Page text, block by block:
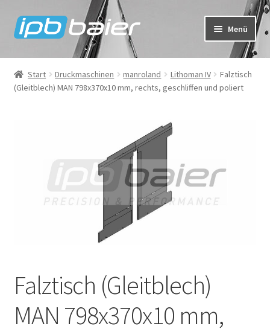
Zur
Navigation
Zum
Inhalt
Menü
Mein Konto
Warenkorb
Start Druckmaschinen manroland Lithoman IV
Falztisch
(Gleitblech) MAN 798x370x10 mm, rechts, geschliffen und poliert
Falztisch (Gleitblech)
MAN 798x370x10 mm,